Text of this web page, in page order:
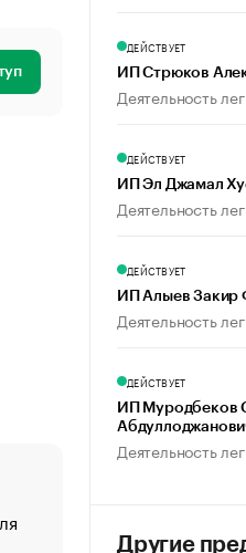
создавшей GTA
ДЕЙСТВУЕТ
ИП Стрюков
Деятельность
ДЕЙСТВУЕТ
ИП Эл Джамал
Деятельность
ДЕЙСТВУЕТ
ИП Алыев Закир
Деятельность
ДЕЙСТВУЕТ
ИП Муродбеков
Деятельность
Другие